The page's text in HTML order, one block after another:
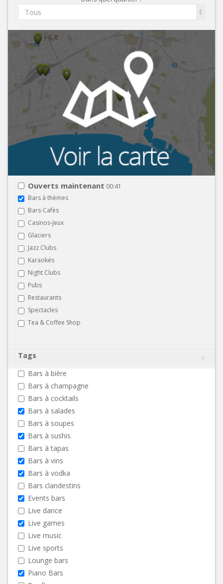
Tous
Ouverts maintenant 00:41
Bars à thèmes
Bars-Cafés
Casinos-Jeux
Glaciers
Jazz Clubs
Karaokés
Night Clubs
Pubs
Restaurants
Spectacles
Tea & Coffee Shop
Tags
Bars à bière
Bars à champagne
Bars à cocktails
Bars à salades
Bars à soupes
Bars à sushis
Bars à tapas
Bars à vins
Bars à vodka
Bars clandestins
Events bars
Live dance
Live games
Live music
Live sports
Lounge bars
Piano Bars